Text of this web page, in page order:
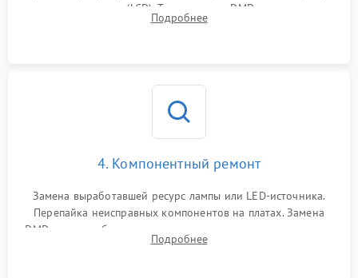
или поляризаторов (LCD). Тестирование DMD-чипа, датчиков
температуры и оптопар с помощью мультиметра и
Подробнее
4. Компонентный ремонт
Замена выработавшей ресурс лампы или LED-источника.
Перепайка неисправных компонентов на платах. Замена
DMD-чипа при битых пикселях, установка нового цветового
колеса или восстановление сгоревших поляризационных
Подробнее